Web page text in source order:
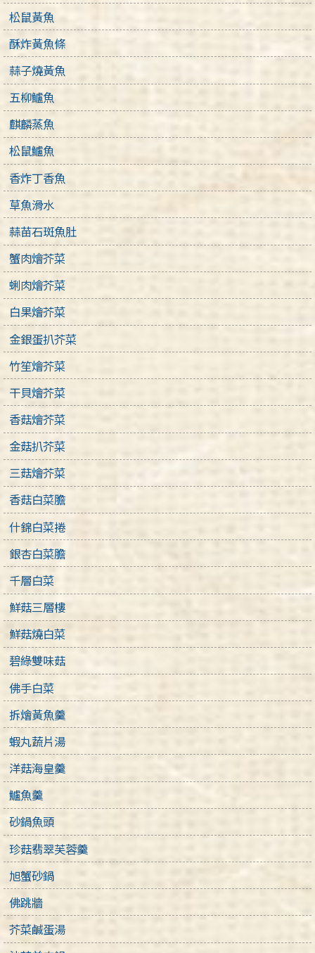
松鼠黃魚
酥炸黃魚條
蒜子燒黃魚
五柳鱸魚
麒麟蒸魚
松鼠鱸魚
香炸丁香魚
草魚滑水
蒜苗石斑魚肚
蟹肉燴芥菜
蜊肉燴芥菜
白果燴芥菜
金銀蛋扒芥菜
竹笙燴芥菜
干貝燴芥菜
香菇燴芥菜
金菇扒芥菜
三菇燴芥菜
香菇白菜膽
什錦白菜捲
銀杏白菜膽
千層白菜
鮮菇三層樓
鮮菇燒白菜
碧綠雙味菇
佛手白菜
拆燴黃魚羹
蝦丸蔬片湯
洋菇海皇羹
鱸魚羹
砂鍋魚頭
珍菇翡翠芙蓉羹
旭蟹砂鍋
佛跳牆
芥菜鹹蛋湯